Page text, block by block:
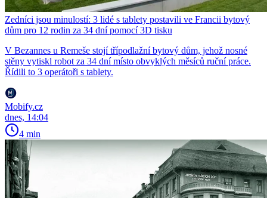
Zedníci jsou minulostí: 3 lidé s tablety postavili ve Francii bytový
dům pro 12 rodin za 34 dní pomocí 3D tisku
V Bezannes u Remeše stojí třípodlažní bytový dům, jehož nosné
stěny vytiskl robot za 34 dní místo obvyklých měsíců ruční práce.
Řídili to 3 operátoři s tablety.
Mobify.cz
dnes, 14:04
4 min